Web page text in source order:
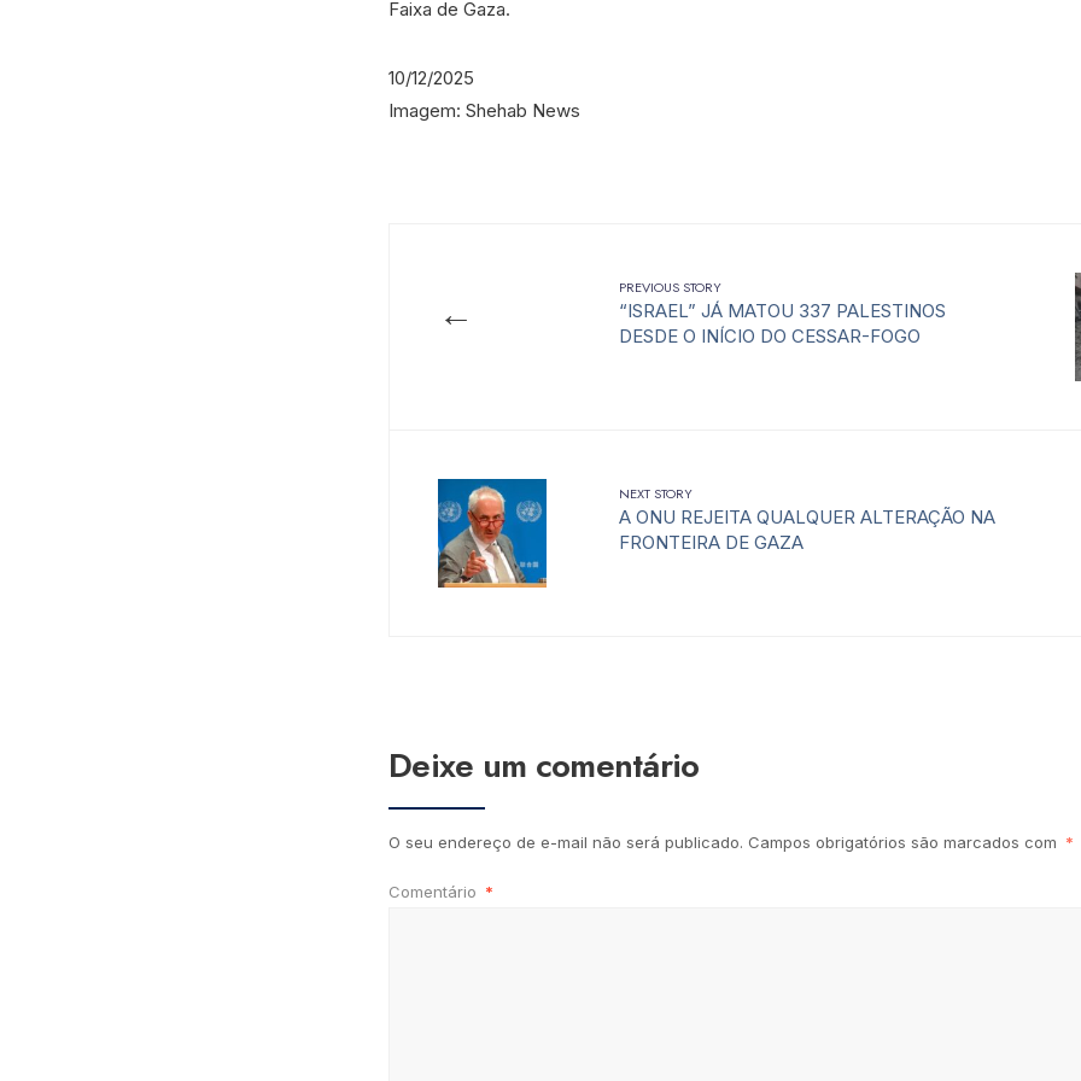
Faixa de Gaza.
10/12/2025
Imagem: Shehab News
←
PREVIOUS STORY
“ISRAEL” JÁ MATOU 337 PALESTINOS
DESDE O INÍCIO DO CESSAR-FOGO
NEXT STORY
A ONU REJEITA QUALQUER ALTERAÇÃO NA
FRONTEIRA DE GAZA
Deixe um comentário
O seu endereço de e-mail não será publicado. Campos obrigatórios são marcados com *
Comentário *